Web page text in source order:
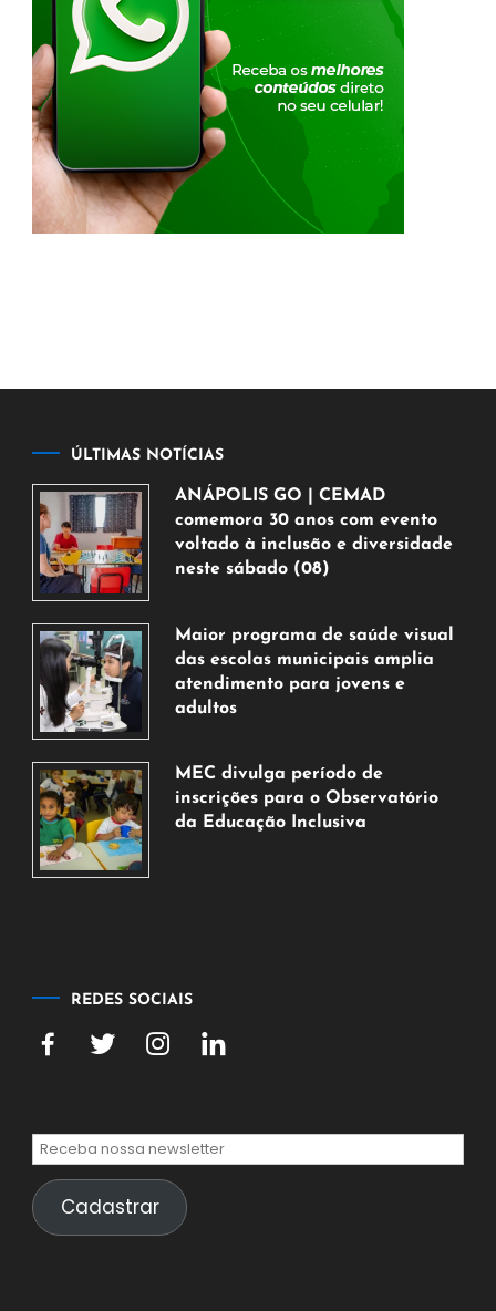
ÚLTIMAS NOTÍCIAS
ANÁPOLIS GO | CEMAD
comemora 30 anos com evento
voltado à inclusão e diversidade
neste sábado (08)
de
agosto
de
2026
Maior programa de saúde visual
das escolas municipais amplia
atendimento para jovens e
adultos
de
agosto
de
MEC divulga período de
inscrições para o Observatório
da Educação Inclusiva
REDES SOCIAIS
Cadastrar